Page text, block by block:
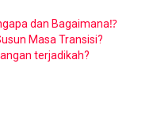
dan Bagaimana⁉️
Masa Transisi?
terjadikah?